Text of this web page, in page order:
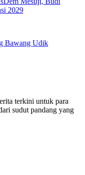
2029
Bawang Udik
terkini untuk para
sudut pandang yang